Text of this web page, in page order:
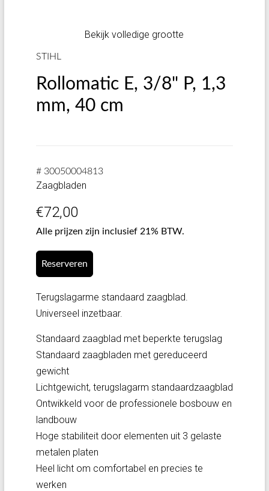
Bekijk volledige grootte
STIHL
Rollomatic E, 3/8" P, 1,3
mm, 40 cm
# 30050004813
Zaagbladen
€72,00
Alle prijzen zijn inclusief 21% BTW.
Reserveren
Terugslagarme standaard zaagblad.
Universeel inzetbaar.
Standaard zaagblad met beperkte terugslag
Standaard zaagbladen met gereduceerd
gewicht
Lichtgewicht, terugslagarm standaardzaagblad
Ontwikkeld voor de professionele bosbouw en
landbouw
Hoge stabiliteit door elementen uit 3 gelaste
metalen platen
Heel licht om comfortabel en precies te
werken